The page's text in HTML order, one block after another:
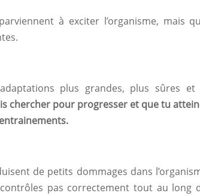
à exciter l’organisme, mais
plus grandes, plus sûres et
chercher pour progresser et que tu
de petits dommages dans
pas correctement tout au long